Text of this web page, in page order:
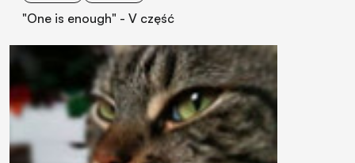
"One is enough" - V część